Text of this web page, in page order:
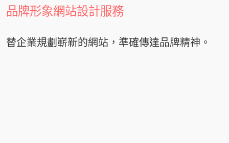
品牌形象網站設計服務
替企業規劃嶄新的網站，準確傳達品牌精神。